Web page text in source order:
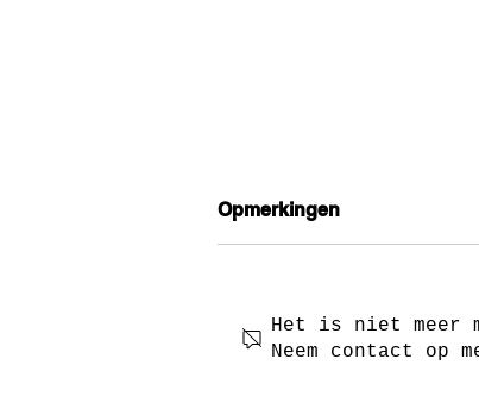
Opmerkingen
Het is niet meer
Neem contact op